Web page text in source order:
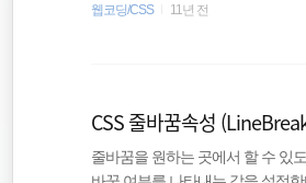
있다해서 text-shadow 속성을 지
웹코딩/CSS 11년 전
CSS 줄바꿈속성
줄바꿈을 원하는 곳에서 할 수 있